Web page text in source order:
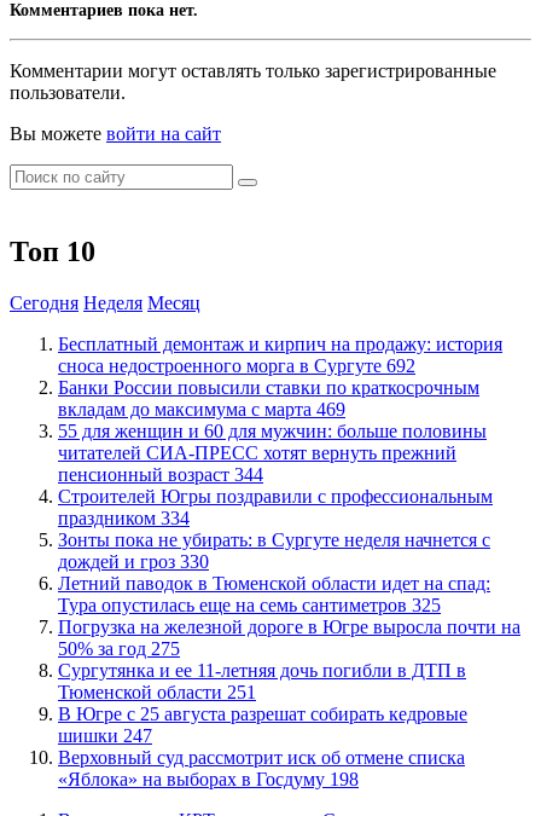
Комментариев пока нет.
Комментарии могут оставлять только зарегистрированные
пользователи.
Вы можете войти на сайт
Топ 10
Сегодня Неделя Месяц
​Бесплатный демонтаж и кирпич на продажу: история
сноса недостроенного морга в Сургуте 692
​Банки России повысили ставки по краткосрочным
вкладам до максимума с марта 469
​55 для женщин и 60 для мужчин: больше половины
читателей СИА-ПРЕСС хотят вернуть прежний
пенсионный возраст 344
​Строителей Югры поздравили с профессиональным
праздником 334
​Зонты пока не убирать: в Сургуте неделя начнется с
дождей и гроз 330
​Летний паводок в Тюменской области идет на спад:
Тура опустилась еще на семь сантиметров 325
​Погрузка на железной дороге в Югре выросла почти на
50% за год 275
Сургутянка и ее 11-летняя дочь погибли в ДТП в
Тюменской области 251
​В Югре с 25 августа разрешат собирать кедровые
шишки 247
​Верховный суд рассмотрит иск об отмене списка
«Яблока» на выборах в Госдуму 198